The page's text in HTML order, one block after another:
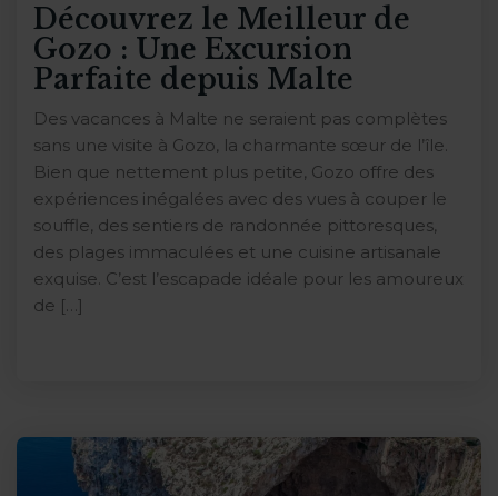
Découvrez le Meilleur de
Gozo : Une Excursion
Parfaite depuis Malte
Des vacances à Malte ne seraient pas complètes
sans une visite à Gozo, la charmante sœur de l’île.
Bien que nettement plus petite, Gozo offre des
expériences inégalées avec des vues à couper le
souffle, des sentiers de randonnée pittoresques,
des plages immaculées et une cuisine artisanale
exquise. C’est l’escapade idéale pour les amoureux
de […]